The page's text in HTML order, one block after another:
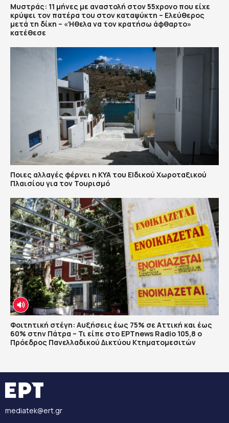
Μυστράς: 11 μήνες με αναστολή στον 55χρονο που είχε
κρύψει τον πατέρα του στον καταψύκτη – Ελεύθερος
μετά τη δίκη – «Ήθελα να τον κρατήσω άφθαρτο»
κατέθεσε
Ποιες αλλαγές φέρνει η ΚΥΑ του ΕΙδικού Χωροταξικού
Πλαισίου για τον Τουρισμό
Φοιτητική στέγη: Αυξήσεις έως 75% σε Αττική και έως
60% στην Πάτρα – Τι είπε στο ΕΡΤnews Radio 105,8 ο
Πρόεδρος Πανελλαδικού Δικτύου Κτηματομεσιτών
mediatek@ert.gr